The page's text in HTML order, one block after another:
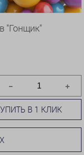
"Гонщик"
В 1 КЛИК